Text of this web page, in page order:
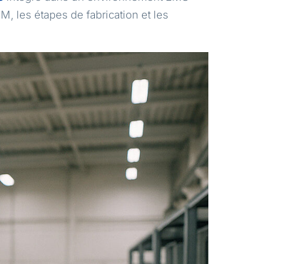
les étapes de fabrication et les